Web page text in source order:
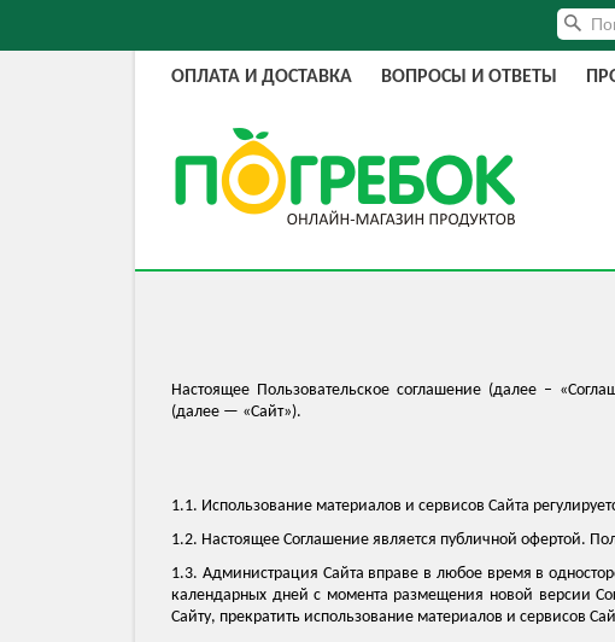
ОПЛАТА И ДОСТАВКА ВОПРОСЫ И ОТВЕТЫ
Настоящее Пользовательское соглашение (далее –
(далее — «Сайт»).
1.1. Использование материалов и сервисов Сайта
1.2. Настоящее Соглашение является публичной офертой.
1.3. Администрация Сайта вправе в любое время в
календарных дней с момента размещения новой версии
Сайту, прекратить использование материалов и сервисов